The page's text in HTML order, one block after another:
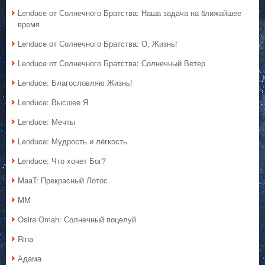
Lenduce от Солнечного Братства: Наша задача на ближайшее
время
Lenduce от Солнечного Братства: О, Жизнь!
Lenduce от Солнечного Братства: Солнечный Ветер
Lenduce: Благословляю Жизнь!
Lenduce: Высшее Я
Lenduce: Мечты
Lenduce: Мудрость и лёгкость
Lenduce: Что хочет Бог?
MaaT: Прекрасный Лотос
MM
Osira Omah: Солнечный поцелуй
Rina
Адама